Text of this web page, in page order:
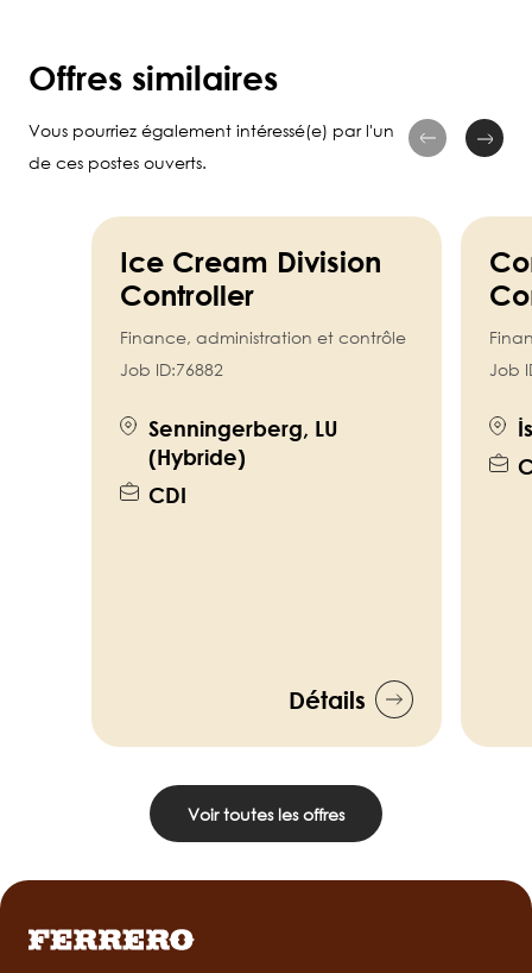
Offres similaires
Vous pourriez également intéressé(e) par l'un
de ces postes ouverts.
Ice Cream Division
Controller
Finance, administration et contrôle
Job ID:76882
Senningerberg, LU
(Hybride)
CDI
Détails
Job
Voir toutes les offres